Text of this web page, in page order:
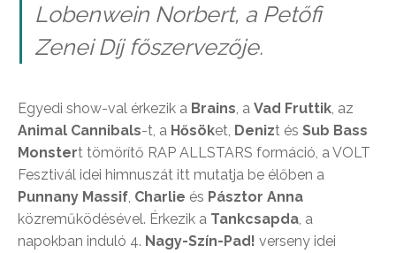
Lobenwein Norbert, a Petőfi
Zenei Díj főszervezője.
Egyedi show-val érkezik a Brains , a Vad Fruttik , az
Animal Cannibals-t, a Hősöket, Denizt és Sub Bass
Monstert tömörítő RAP ALLSTARS formáció, a VOLT
Fesztivál idei himnuszát itt mutatja be élőben a
Punnany Massif Charlie és Pásztor Anna
közreműködésével. Érkezik a Tankcsapda , a
napokban induló 4. Nagy-Szín-Pad! verseny idei